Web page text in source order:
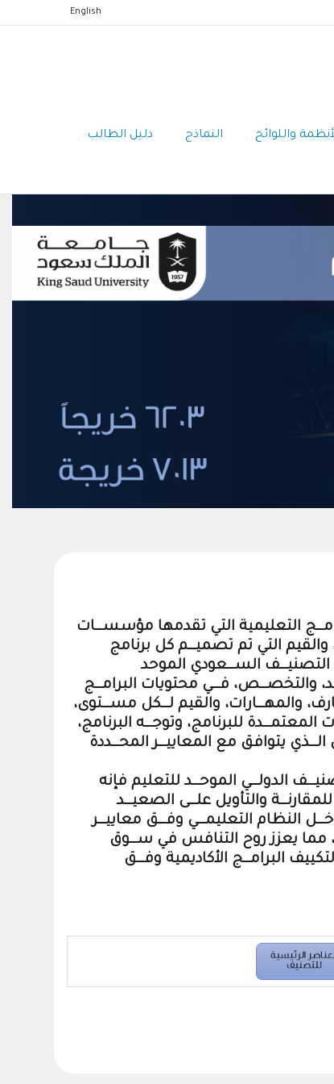
English
واللوائح النماذج دليل الطالب
التعليمية التي تقدمها مؤسســـات
والقيم التي تم تصميـــم كل برنامج
التصنيـــف الســـعودي الموحد
والتخصـــص، فـــي محتويات البرامـــج
والمهـــارات، والقيم لـــكل مســـتوى،
للبرنامج، وتوجـــه البرنامج،
يتوافق مع المعاييـــر المحـــددة
الدولـــي الموحـــد للتعليم فإنه
والتأويل علـــى الصعيـــد
النظام التعليمـــي وفـــق معاييـــر
مما يعزز روح التنافس في ســـوق
البرامـــج الأكاديمية وفـــق